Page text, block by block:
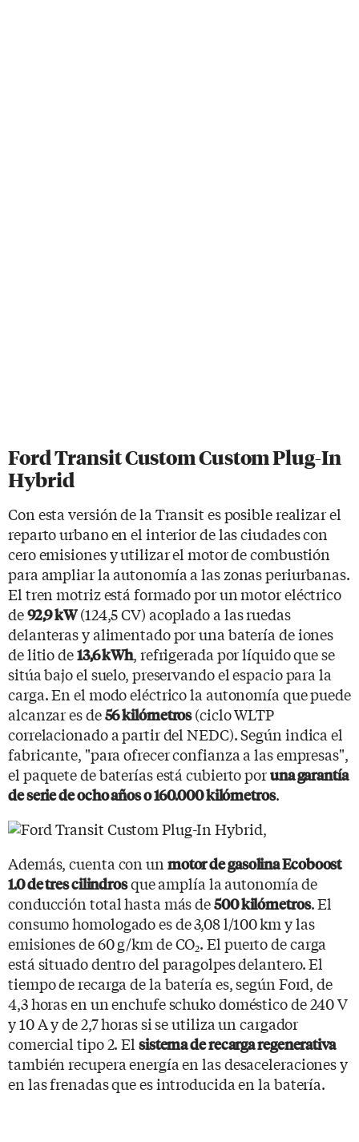
Ford Transit Custom Custom Plug-In
Hybrid
Con esta versión de la Transit es posible realizar el
reparto urbano en el interior de las ciudades con
cero emisiones y utilizar el motor de combustión
para ampliar la autonomía a las zonas periurbanas.
El tren motriz está formado por un motor eléctrico
de92,9 kW(124,5 CV) acoplado a las ruedas
delanteras y alimentado por una batería de iones
de litio de13,6 kWh, refrigerada por líquido que se
sitúa bajo el suelo, preservando el espacio para la
carga. En el modo eléctrico la autonomía que puede
alcanzar es de56 kilómetros(ciclo WLTP
correlacionado a partir del NEDC). Según indica el
fabricante, "para ofrecer confianza a las empresas",
el paquete de baterías está cubierto poruna garantía
de serie de ocho años o 160.000 kilómetros.
Además, cuenta con un motor de gasolina Ecoboost
1.0 de tres cilindrosque amplía la autonomía de
conducción total hasta más de500 kilómetros. El
consumo homologado es de 3,08 l/100 km y las
emisiones de 60 g/km de CO2. El puerto de carga
está situado dentro del paragolpes delantero. El
tiempo de recarga de la batería es, según Ford, de
4,3 horas en un enchufe schuko doméstico de 240 V
y 10 A y de 2,7 horas si se utiliza un cargador
comercial tipo 2. El sistema de recarga regenerativa
también recupera energía en las desaceleraciones y
en las frenadas que es introducida en la batería.